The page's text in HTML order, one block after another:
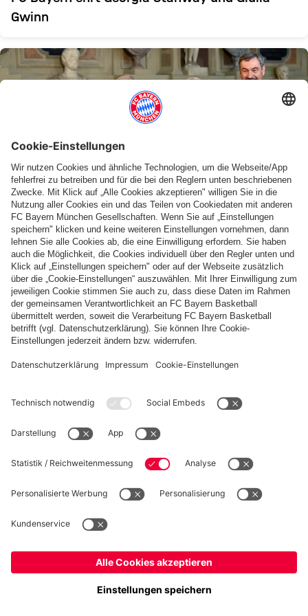
Gwinn
EHRE FÜR FC BAYERN-TRIO
Roth, Gerland und Magath erhalten
Bayerischen Verdienstorden
Weitere Inhalte anzeigen
PARTNER
Datenschutz Nutzungsbedingungen Barrierefreiheit
Cookie Einstellungen